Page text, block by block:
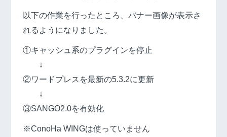
以下の作業を行ったところ、バナー画像が表示さ
れるようになりました。
①キャッシュ系のプラグインを停止
↓
②ワードプレスを最新の5.3.2に更新
↓
③SANGO2.0を有効化
※ConoHa WINGは使っていません